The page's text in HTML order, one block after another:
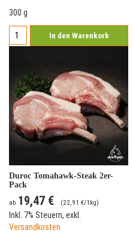
300 g
In den Warenkorb
Duroc Tomahawk-Steak 2er-
Pack
ab 19,47 € (22,91 €/1kg)
Inkl. 7% Steuern, exkl.
Versandkosten